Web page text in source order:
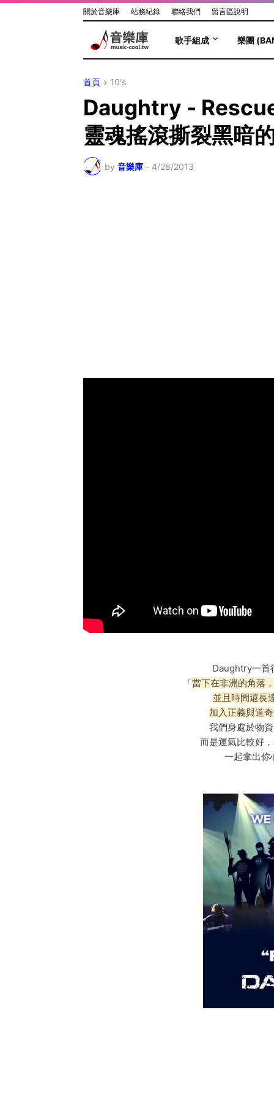
關於音樂庫 站務紀錄 聯絡我們 留言區說明
歌手組成 樂團
首頁 10's
Daughtry -
靈魂搖滾撕裂黑暗
by 音樂庫 - 4/28/2013
Daughtry一首
「當下在非洲的角落
並且時間還長
加入正義與道
我們身處於物
而是運氣比較好
一起拿出你